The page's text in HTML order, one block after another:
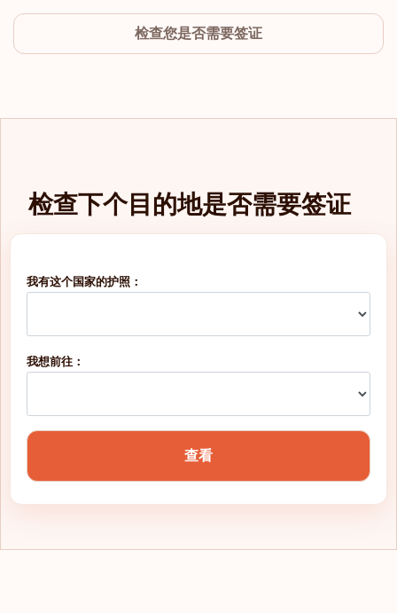
挪威
瑞典
瑞士
奥地利
检查您是否需要签证
检查下个目的地是否需要签证
我有这个国家的护照：
我想前往：
查看